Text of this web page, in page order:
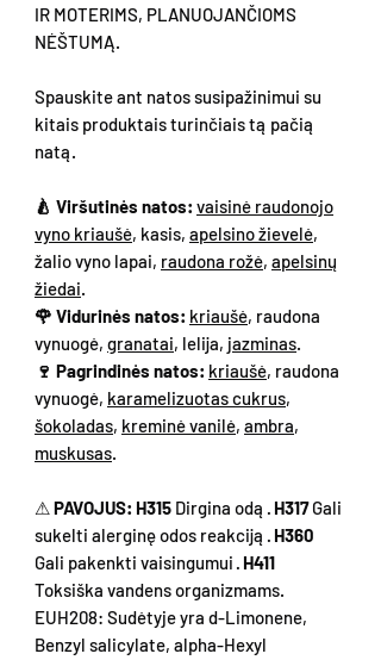
IR MOTERIMS, PLANUOJANČIOMS
NĖŠTUMĄ.
Spauskite ant natos susipažinimui su
kitais produktais turinčiais tą pačią
natą.
🍐 Viršutinės natos: vaisinė raudonojo
vyno kriaušė, kasis, apelsino žievelė,
žalio vyno lapai, raudona rožė, apelsinų
žiedai.
🌹 Vidurinės natos: kriaušė, raudona
vynuogė, granatai, lelija, jazminas.
🍷 Pagrindinės natos: kriaušė, raudona
vynuogė, karamelizuotas cukrus,
šokoladas, kreminė vanilė, ambra,
muskusas.
⚠ PAVOJUS: H315 Dirgina odą · H317Gali
sukelti alerginę odos reakciją · H360
Gali pakenkti vaisingumui · H411
Toksiška vandens organizmams.
EUH208: Sudėtyje yra d-Limonene,
Benzyl salicylate, alpha-Hexyl